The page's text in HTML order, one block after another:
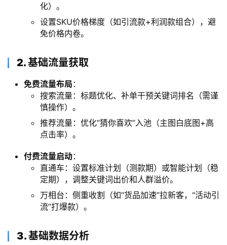
化）。
设置SKU价格梯度（如引流款+利润款组合），避
免价格内卷。
​2. 基础流量获取
免费流量布局 ：
搜索流量：标题优化、补单干预关键词排名（需谨
慎操作）。
推荐流量：优化“猜你喜欢”入池（主图白底图+高
点击率）。
付费流量启动：
直通车：设置标准计划（测款期）或智能计划（稳
定期），调整关键词出价和人群溢价。
万相台：侧重收割（如“货品加速”拉新客，“活动引
流”打爆款）。
​3. 基础数据分析